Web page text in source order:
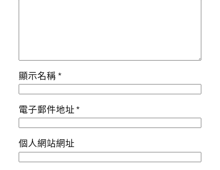
顯示名稱*
電子郵件地址*
個人網站網址